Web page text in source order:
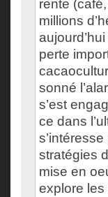
rente
millions
perte
sonné
s’est
ce dans
stratégies
mise en
explore les